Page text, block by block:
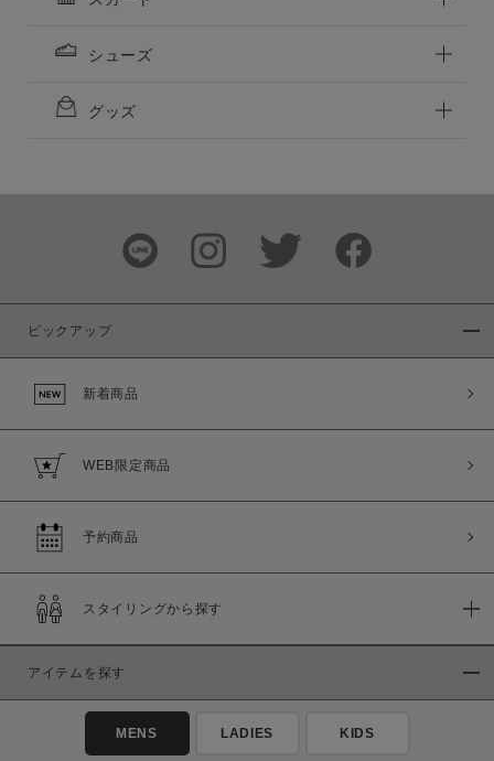
シューズ
グッズ
ピックアップ
新着商品
WEB限定商品
予約商品
スタイリングから探す
アイテムを探す
MENS LADIES KIDS